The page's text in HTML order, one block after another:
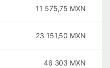
11 575,75 MXN
23 151,50 MXN
46 303 MXN